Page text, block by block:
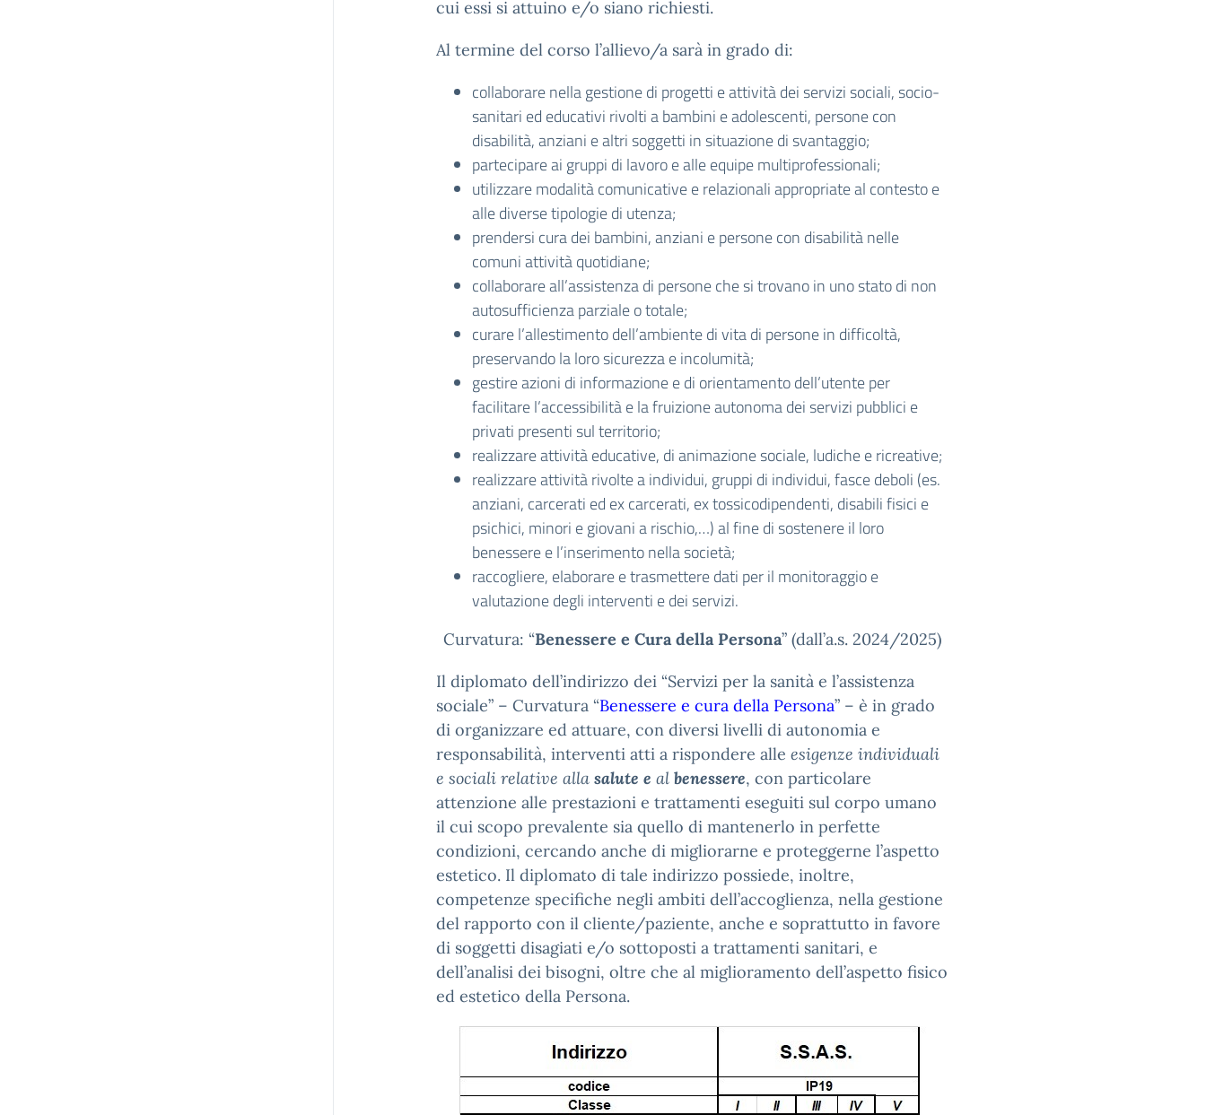
cui essi si attuino e/o siano richiesti.
Al termine del corso l’allievo/a sarà in grado di:
collaborare nella gestione di progetti e attività dei servizi sociali, socio-
sanitari ed educativi rivolti a bambini e adolescenti, persone con
disabilità, anziani e altri soggetti in situazione di svantaggio;
partecipare ai gruppi di lavoro e alle equipe multiprofessionali;
utilizzare modalità comunicative e relazionali appropriate al contesto e
alle diverse tipologie di utenza;
prendersi cura dei bambini, anziani e persone con disabilità nelle
comuni attività quotidiane;
collaborare all’assistenza di persone che si trovano in uno stato di non
autosufficienza parziale o totale;
curare l’allestimento dell’ambiente di vita di persone in difficoltà,
preservando la loro sicurezza e incolumità;
gestire azioni di informazione e di orientamento dell’utente per
facilitare l’accessibilità e la fruizione autonoma dei servizi pubblici e
privati presenti sul territorio;
realizzare attività educative, di animazione sociale, ludiche e ricreative;
realizzare attività rivolte a individui, gruppi di individui, fasce deboli (es.
anziani, carcerati ed ex carcerati, ex tossicodipendenti, disabili fisici e
psichici, minori e giovani a rischio,…) al fine di sostenere il loro
benessere e l’inserimento nella società;
raccogliere, elaborare e trasmettere dati per il monitoraggio e
valutazione degli interventi e dei servizi.
Curvatura: “Benessere e Cura della Persona” (dall’a.s. 2024/2025)
Il diplomato dell’indirizzo dei “Servizi per la sanità e l’assistenza
sociale” – Curvatura “Benessere e cura della Persona” – è in grado
di organizzare ed attuare, con diversi livelli di autonomia e
responsabilità, interventi atti a rispondere alle esigenze individuali
e sociali relative alla salute e al benessere, con particolare
attenzione alle prestazioni e trattamenti eseguiti sul corpo umano
il cui scopo prevalente sia quello di mantenerlo in perfette
condizioni, cercando anche di migliorarne e proteggerne l’aspetto
estetico. Il diplomato di tale indirizzo possiede, inoltre,
competenze specifiche negli ambiti dell’accoglienza, nella gestione
del rapporto con il cliente/paziente, anche e soprattutto in favore
di soggetti disagiati e/o sottoposti a trattamenti sanitari, e
dell’analisi dei bisogni, oltre che al miglioramento dell’aspetto fisico
ed estetico della Persona.